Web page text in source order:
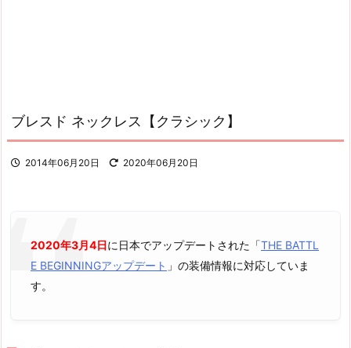
ブレスド ネックレス【クラシック】
2014年06月20日 2020年06月20日
2020年3月4日に日本でアップデートされた「THE BATTL
E BEGINNINGアップデート 」の装備情報に対応していま
す。